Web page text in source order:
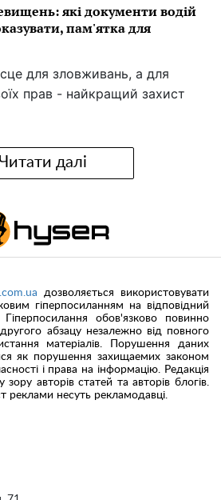
які документи водій
пам'ятка для
для зловживань, а для
прав - найкращий захист
Читати далі
дозволяється використовувати
гіперпосиланням на відповідний
. Гіперпосилання обов'язково повинно
абзацу незалежно від повного
матеріалів. Порушення даних
як порушення захищаемих законом
і права на інформацію. Редакція
авторів статей та авторів блогів.
реклами несуть рекламодавці.